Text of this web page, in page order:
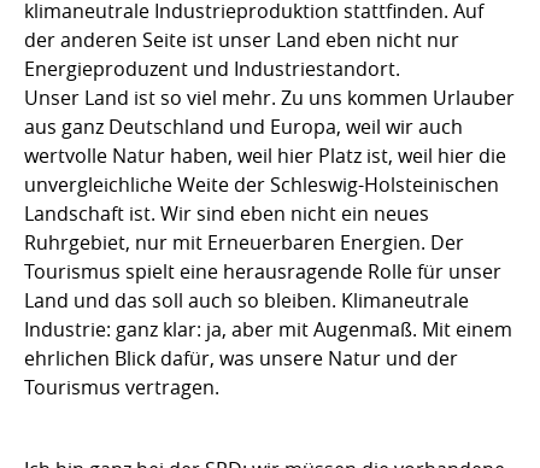
klimaneutrale Industrieproduktion stattfinden. Auf
der anderen Seite ist unser Land eben nicht nur
Energieproduzent und Industriestandort.
Unser Land ist so viel mehr. Zu uns kommen Urlauber
aus ganz Deutschland und Europa, weil wir auch
wertvolle Natur haben, weil hier Platz ist, weil hier die
unvergleichliche Weite der Schleswig-Holsteinischen
Landschaft ist. Wir sind eben nicht ein neues
Ruhrgebiet, nur mit Erneuerbaren Energien. Der
Tourismus spielt eine herausragende Rolle für unser
Land und das soll auch so bleiben. Klimaneutrale
Industrie: ganz klar: ja, aber mit Augenmaß. Mit einem
ehrlichen Blick dafür, was unsere Natur und der
Tourismus vertragen.